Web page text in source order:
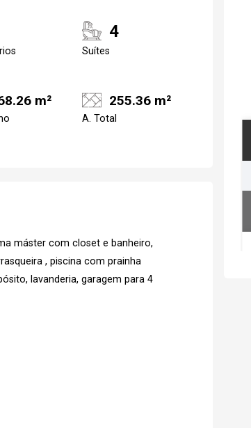
4
Suítes
m² 255.36 m²
A. Total
máster com closet e banheiro,
, piscina com prainha
lavanderia, garagem para 4